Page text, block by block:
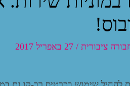
ציבורית / 27 באפריל 2017